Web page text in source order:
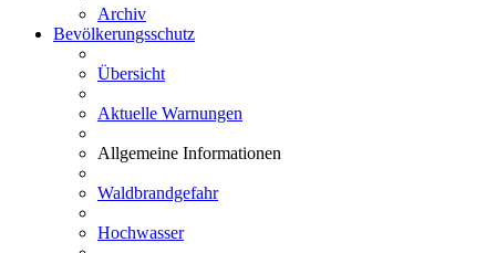
Archiv
Bevölkerungsschutz
Übersicht
Aktuelle Warnungen
Allgemeine Informationen
Waldbrandgefahr
Hochwasser